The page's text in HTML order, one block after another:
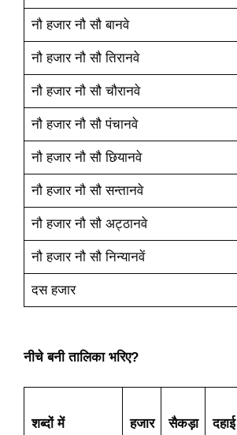
नौ हजार नौ सौ बानवे
नौ हजार नौ सौ तिरानवे
नौ हजार नौ सौ चौरानवे
नौ हजार नौ सौ पंचानवे
नौ हजार नौ सौ छियानवे
नौ हजार नौ सौ सन्तानवे
नौ हजार नौ सौ अट्ठानवे
नौ हजार नौ सौ निन्यानवें
दस हजार
नीचे बनी तालिका भरिए?
शब्दों में हजार सैकड़ा दहाई